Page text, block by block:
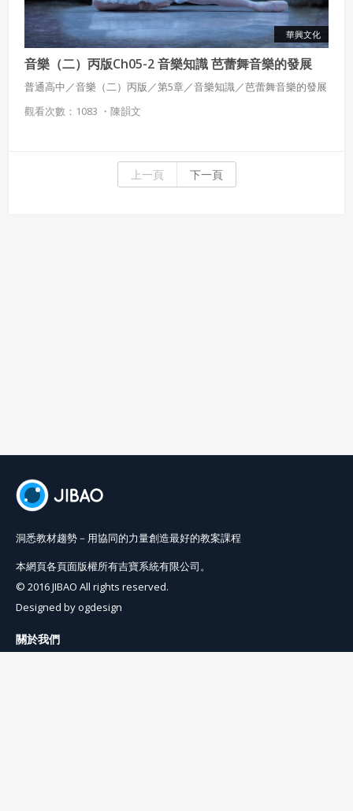
華興文化
音樂（二）丙版Ch05-2 音樂知識 芭蕾舞音樂的發展
普通高中／音樂（二）丙版／第5章／音樂知識／芭蕾舞音樂的發展
觀看次數：1083 ・ 陳韻文
上一頁 下一頁
洞悉教材趨勢－用協同的力量創造最好的教案課程
本網頁各頁面版權所有吉寶系統有限公司。
© 2016 JIBAO All rights reserved.
Designed byogdesign
關於我們